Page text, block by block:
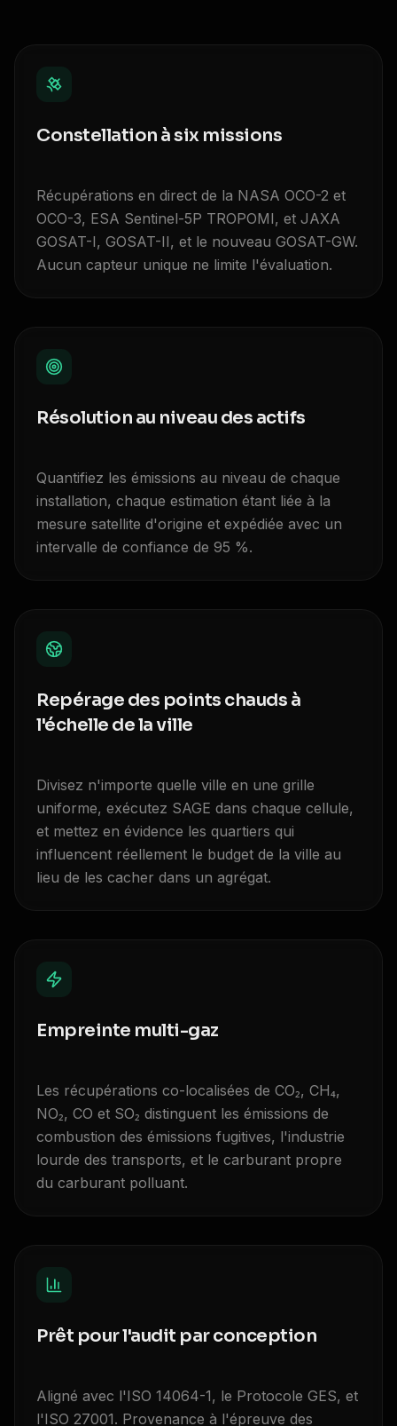
Constellation à six missions
Récupérations en direct de la NASA OCO-2 et
OCO-3, ESA Sentinel-5P TROPOMI, et JAXA
GOSAT-I, GOSAT-II, et le nouveau GOSAT-GW.
Aucun capteur unique ne limite l'évaluation.
Résolution au niveau des actifs
Quantifiez les émissions au niveau de chaque
installation, chaque estimation étant liée à la
mesure satellite d'origine et expédiée avec un
intervalle de confiance de 95 %.
Repérage des points chauds à
l'échelle de la ville
Divisez n'importe quelle ville en une grille
uniforme, exécutez SAGE dans chaque cellule,
et mettez en évidence les quartiers qui
influencent réellement le budget de la ville au
lieu de les cacher dans un agrégat.
Empreinte multi-gaz
Les récupérations co-localisées de CO₂, CH₄,
NO₂, CO et SO₂ distinguent les émissions de
combustion des émissions fugitives, l'industrie
lourde des transports, et le carburant propre
du carburant polluant.
Prêt pour l'audit par conception
Aligné avec l'ISO 14064-1, le Protocole GES, et
l'ISO 27001. Provenance à l'épreuve des